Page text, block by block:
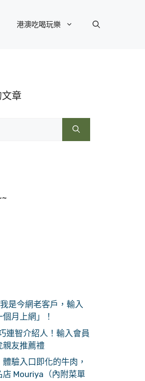
港澳吃喝玩樂
章
是今網老客戶，輸入
個月上網」！
連智介紹人！輸入會員
親友推薦禮
體驗入口即化的牛肉，
店 Mouriya（內附菜單